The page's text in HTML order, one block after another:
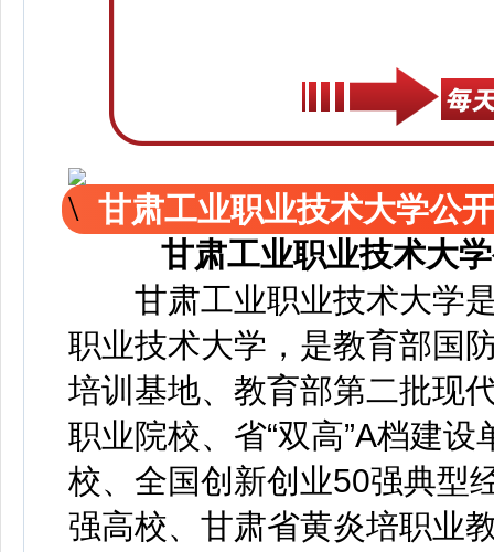
甘肃工业职业技术大学公
甘肃工业职业技术大
甘肃工业职业技术大学是
职业技术大学，是教育部国
培训基地、教育部第二批现
职业院校、省“双高”A档建
校、全国创新创业50强典型
强高校、甘肃省黄炎培职业